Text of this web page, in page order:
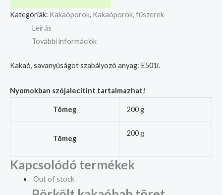
Kategóriák: Kakaóporok, Kakaóporok, fűszerek
Leírás
További információk
Kakaó, savanyúságot szabályozó anyag: E501i.
Nyomokban szójalecitint tartalmazhat!
Tömeg 200 g
Tömeg
200 g
Kapcsolódó termékek
Out of stock